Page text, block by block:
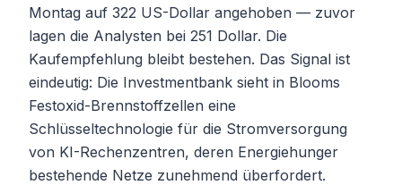
Montag auf 322 US-Dollar angehoben — zuvor
lagen die Analysten bei 251 Dollar. Die
Kaufempfehlung bleibt bestehen. Das Signal ist
eindeutig: Die Investmentbank sieht in Blooms
Festoxid-Brennstoffzellen eine
Schlüsseltechnologie für die Stromversorgung
von KI-Rechenzentren, deren Energiehunger
bestehende Netze zunehmend überfordert.